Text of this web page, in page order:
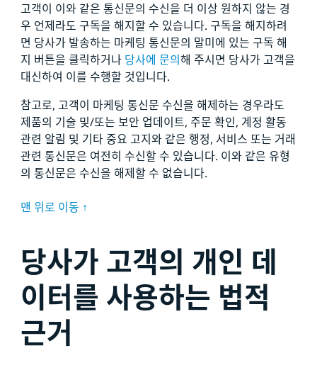
고객이 이와 같은 통신문의 수신을 더 이상 원하지 않는 경
우 언제라도 구독을 해지할 수 있습니다. 구독을 해지하려
면 당사가 발송하는 마케팅 통신문의 말미에 있는 구독 해
지 버튼을 클릭하거나 당사에 문의해 주시면 당사가 고객을
대신하여 이를 수행할 것입니다.
참고로, 고객이 마케팅 통신문 수신을 해제하는 경우라도
제품의 기술 및/또는 보안 업데이트, 주문 확인, 계정 활동
관련 알림 및 기타 중요 고지와 같은 행정, 서비스 또는 거래
관련 통신문은 여전히 수신할 수 있습니다. 이와 같은 유형
의 통신문은 수신을 해제할 수 없습니다.
맨 위로 이동 ↑
당사가 고객의 개인 데
이터를 사용하는 법적
근거